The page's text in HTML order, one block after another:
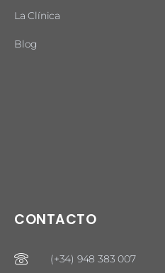
La Clínica
Blog
CONTACTO
(+34) 948 383 007